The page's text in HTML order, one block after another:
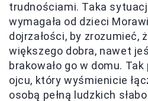
trudnościami. Taka
wymagała od dzieci
dojrzałości, by zrozumieć,
większego dobra, nawet
brakowało go w domu.
ojcu, który wyśmienicie
osobą pełną ludzkich